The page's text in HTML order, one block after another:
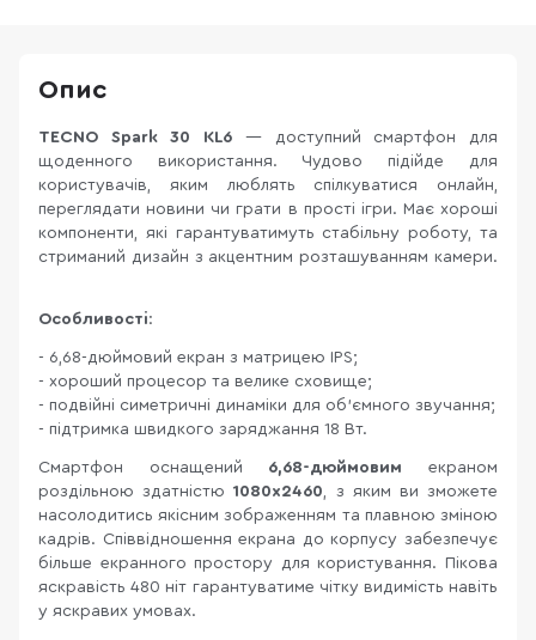
Опис
TECNO Spark 30 KL6 — доступний смартфон для
щоденного використання. Чудово підійде для
користувачів, яким люблять спілкуватися онлайн,
переглядати новини чи грати в прості ігри. Має хороші
компоненти, які гарантуватимуть стабільну роботу, та
стриманий дизайн з акцентним розташуванням камери.
Особливості:
- 6,68-дюймовий екран з матрицею IPS;
- хороший процесор та велике сховище;
- подвійні симетричні динаміки для об'ємного звучання;
- підтримка швидкого заряджання 18 Вт.
Смартфон оснащений 6,68-дюймовимекраном
роздільною здатністю1080x2460, з яким ви зможете
насолодитись якісним зображенням та плавною зміною
кадрів. Співвідношення екрана до корпусу забезпечує
більше екранного простору для користування. Пікова
яскравість 480 ніт гарантуватиме чітку видимість навіть
у яскравих умовах.